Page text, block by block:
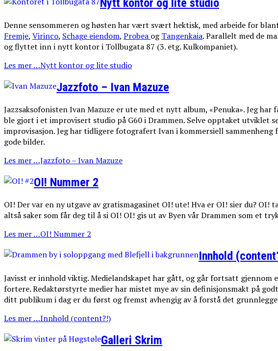
Nytt kontor og lite studio
Denne sensommeren og høsten har vært svært hektisk, med arbeide for
Fremje, Virinco, Schage eiendom, Probea ogTangenkaia. Parallelt med de
og flyttet inn i nytt kontor i Tollbugata 87 (3. etg. Kulkompaniet).
Les mer …Nytt kontor og lite studio
Jazzfoto – Ivan Mazuze
Jazzsaksofonisten Ivan Mazuze er ute med et nytt album, «Penuka». Jeg
ble gjort i et improvisert studio på G60 i Drammen. Selve opptaket utviklet
improvisasjon. Jeg har tidligere fotografert Ivan i kommersiell
gode bilder.
Les mer …Jazzfoto – Ivan Mazuze
OI! Nummer 2
OI! Der var en ny utgave av gratismagasinet OI! ute! Hva er OI! sier du? OI!
altså saker som får deg til å si OI! OI! gis ut av Byen vår Drammen som et
Les mer …OI! Nummer 2
Innhold
Javisst er innhold viktig. Medielandskapet har gått, og går fortsatt
fortere. Redaktørstyrte medier har mistet mye av sin definisjonsmakt på
ditt publikum i dag er du først og fremst avhengig av å forstå det
Les mer …Innhold (content?!)
Galleri Skrim